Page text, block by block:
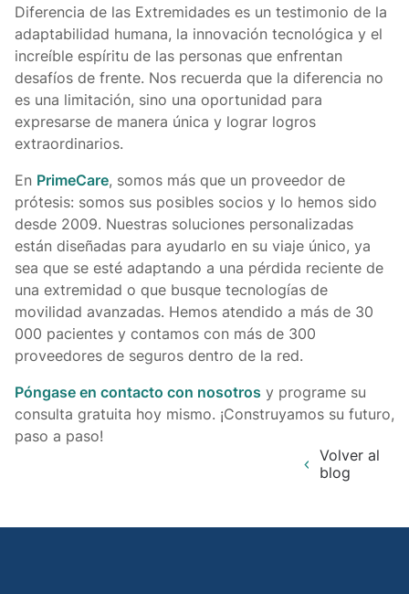
Diferencia de las Extremidades es un testimonio de la
adaptabilidad humana, la innovación tecnológica y el
increíble espíritu de las personas que enfrentan
desafíos de frente. Nos recuerda que la diferencia no
es una limitación, sino una oportunidad para
expresarse de manera única y lograr logros
extraordinarios.
En PrimeCare, somos más que un proveedor de
prótesis: somos sus posibles socios y lo hemos sido
desde 2009. Nuestras soluciones personalizadas
están diseñadas para ayudarlo en su viaje único, ya
sea que se esté adaptando a una pérdida reciente de
una extremidad o que busque tecnologías de
movilidad avanzadas. Hemos atendido a más de 30
000 pacientes y contamos con más de 300
proveedores de seguros dentro de la red.
Póngase en contacto con nosotros y programe su
consulta gratuita hoy mismo. ¡Construyamos su futuro,
paso a paso!
Volver al
blog